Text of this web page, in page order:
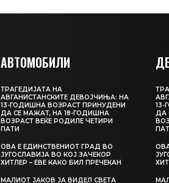
АВТОМОБИЛИ
ТРАГЕДИЈАТА НА
АВГАНИСТАНСКИТЕ ДЕВОЈЧИЊА: НА
13-ГОДИШНА ВОЗРАСТ ПРИНУДЕНИ
ДА СЕ МАЖАТ, НА 18-ГОДИШНА
ВОЗРАСТ ВЕЌЕ РОДИЛЕ ЧЕТИРИ
ПАТИ
ОВА Е ЕДИНСТВЕНИОТ ГРАД ВО
ЈУГОСЛАВИЈА ВО КОЈ ЗАЧЕКОР
ХИТЛЕР – ЕВЕ КАКО БИЛ ПРЕЧЕКАН
МАЛИОТ ЈАКОВ ЈА ВИДЕЛ СВЕТА
ДА